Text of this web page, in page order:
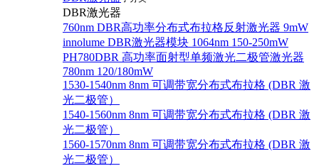
DBR激光器
760nm DBR高功率分布式布拉格反射激光器 9mW
innolume DBR激光器模块 1064nm 150-250mW
PH780DBR 高功率面射型单频激光二极管激光器
780nm 120/180mW
1530-1540nm 8nm 可调带宽分布式布拉格 (DBR 激
光二极管）
1540-1560nm 8nm 可调带宽分布式布拉格 (DBR 激
光二极管）
1560-1570nm 8nm 可调带宽分布式布拉格 (DBR 激
光二极管）